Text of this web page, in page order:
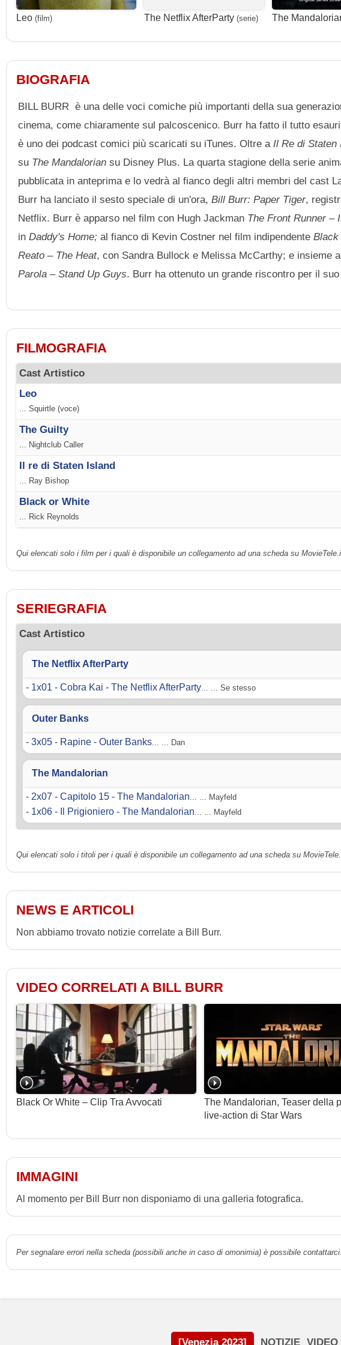
Leo (film) The Netflix AfterParty (serie) The
BIOGRAFIA
BILL BURR è una delle voci comiche più importanti della sua
cinema, come chiaramente sul palcoscenico. Burr ha fatto il tutto
è uno dei podcast comici più scaricati su iTunes. Oltre a Il Re di Staten
su The Mandalorian su Disney Plus. La quarta stagione della serie
pubblicata in anteprima e lo vedrà al fianco degli altri membri del cast
Burr ha lanciato il sesto speciale di un'ora,Bill Burr: Paper Tiger,
Netflix. Burr è apparso nel film con Hugh Jackman The Front Runner –
inDaddy's Home; al fianco di Kevin Costner nel film indipendenteBlack
Reato – The Heat, con Sandra Bullock e Melissa McCarthy; e insieme
Parola – Stand Up Guys. Burr ha ottenuto un grande riscontro per il
FILMOGRAFIA
Cast Artistico
Leo
... Squirtle (voce)
The Guilty
... Nightclub Caller
Il re di Staten Island
... Ray Bishop
Black or White
... Rick Reynolds
Qui elencati solo i film per i quali è disponibile un collegamento ad una scheda su
SERIEGRAFIA
Cast Artistico
The Netflix AfterParty
- 1x01 - Cobra Kai - The Netflix AfterParty... ... Se stesso
Outer Banks
- 3x05 - Rapine - Outer Banks... ... Dan
The Mandalorian
- 2x07 - Capitolo 15 - The Mandalorian... ... Mayfeld
- 1x06 - Il Prigioniero - The Mandalorian... ... Mayfeld
Qui elencati solo i titoli per i quali è disponibile un collegamento ad una scheda su
NEWS E ARTICOLI
Non abbiamo trovato notizie correlate a Bill Burr.
VIDEO CORRELATI A BILL BURR
Black Or White – Clip Tra Avvocati
The Mandalorian, Teaser della
live-action di Star Wars
IMMAGINI
Al momento per Bill Burr non disponiamo di una galleria fotografica.
Per segnalare errori nella scheda (possibili anche in caso di omonimia) è possibile contattarci.
[Venezia 2023] NOTIZIE VIDEO